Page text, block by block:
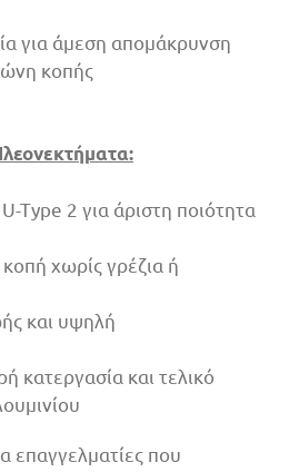
για άμεση απομάκρυνση
κοπής
Type 2 για άριστη ποιότητα
χωρίς γρέζια ή
και υψηλή
κατεργασία και τελικό
επαγγελματίες που